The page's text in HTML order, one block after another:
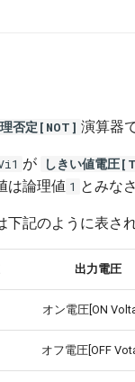
否定[NOT] 演算器
が しきい値電
は論理値 1 とみな
下記のように表され
出力電圧
オン電圧[ON
オフ電圧[OFF